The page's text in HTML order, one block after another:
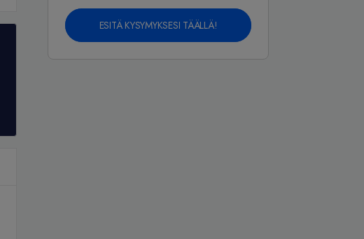
ESITÄ KYSYMYKSESI TÄÄLLÄ!